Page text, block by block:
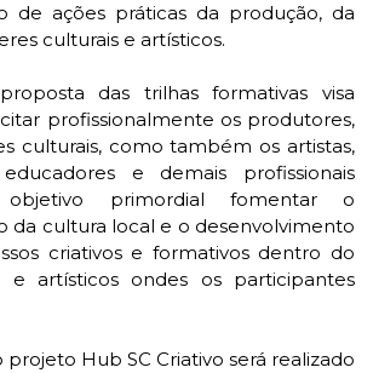
de ações práticas da produção, da
culturais e artísticos.
das trilhas formativas visa
profissionalmente os produtores,
culturais, como também os artistas,
e demais profissionais
primordial fomentar o
da cultura local e o desenvolvimento
criativos e formativos dentro do
e artísticos ondes os participantes
projeto Hub SC Criativo será realizado